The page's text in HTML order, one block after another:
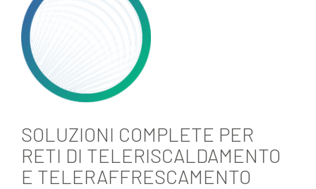
SOLUZIONI COMPLETE PER
RETI DI TELERISCALDAMENTO
E TELERAFFRESCAMENTO